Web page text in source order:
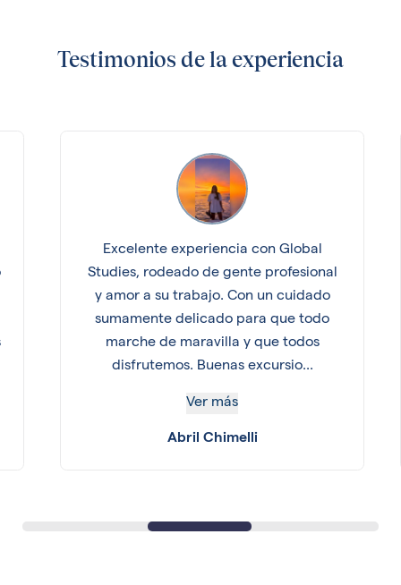
Testimonios de la experiencia
Excelente experiencia con Global
Studies, rodeado de gente profesional
y amor a su trabajo. Con un cuidado
sumamente delicado para que todo
marche de maravilla y que todos
disfrutemos. Buenas excursio...
Ver más
Abril Chimelli